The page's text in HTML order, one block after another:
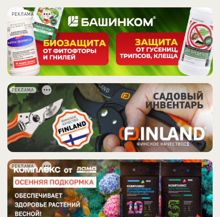
РЕКЛАМА
РЕКЛАМА
РЕКЛАМА